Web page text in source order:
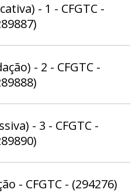
- 1 - CFGTC -
- 2 - CFGTC -
- 3 - CFGTC -
- CFGTC - (294276)